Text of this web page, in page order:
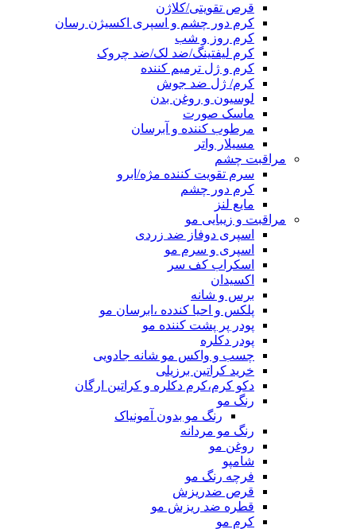
قرص تقویتی/کلاژن
کرم دور چشم و اسپری اکسیژن رسان
کرم روز و شب
کرم لیفتینگ/ضد لک/ضد چروک
کرم و ژل ترمیم کننده
کرم/ ژل ضد جوش
لوسیون و روغن بدن
ماسک صورت
مرطوب کننده و آبرسان
مسیلار واتر
مراقبت چشم
سرم تقویت کننده مژه/ابرو
کرم دور چشم
مایع لنز
مراقبت و زیبایی مو
اسپری دوفاز ضد زردی
اسپری و سرم مو
اسکراب کف سر
اکسیدان
برس و شانه
پلکس و احیا کندده ،ابرسان مو
پودر پر پشت کننده مو
پودر دکلره
چسب و واکس مو شانه جادویی
خرید کراتین برزیلی
دکو کرم،کرم دکلره و کراتین ارگان
رنگ مو
رنگ مو بدون آمونیاک
رنگ مو مردانه
روغن مو
شامپو
فرچه رنگ مو
قرص ضدریزش
قطره ضد ریزش مو
کرم مو